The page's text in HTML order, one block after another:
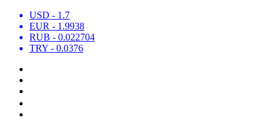
USD - 1.7
EUR - 1.9938
RUB - 0.022704
TRY - 0.0376